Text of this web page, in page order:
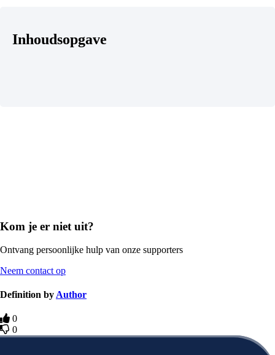
Inhoudsopgave
Kom je er niet uit?
Ontvang persoonlijke hulp van onze supporters
Neem contact op
Definition by Author
0
0